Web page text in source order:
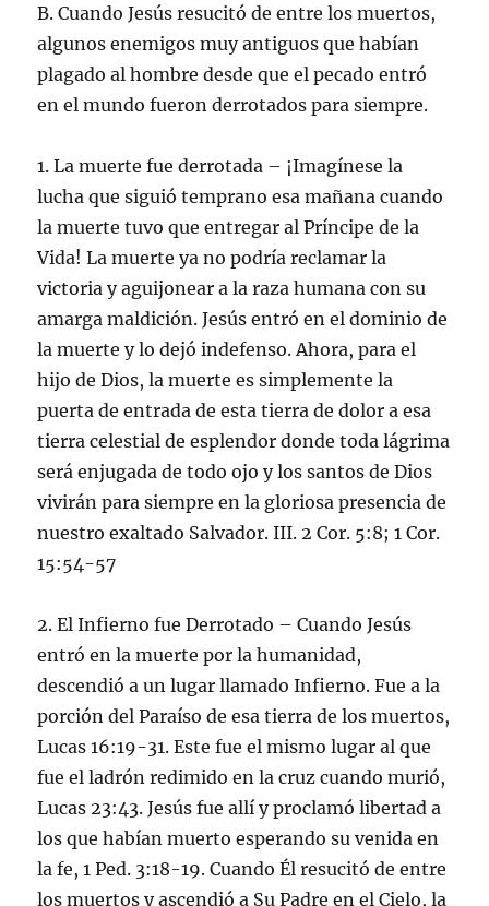
B. Cuando Jesús resucitó de entre los muertos,
algunos enemigos muy antiguos que habían
plagado al hombre desde que el pecado entró
en el mundo fueron derrotados para siempre.
1. La muerte fue derrotada – ¡Imagínese la
lucha que siguió temprano esa mañana cuando
la muerte tuvo que entregar al Príncipe de la
Vida! La muerte ya no podría reclamar la
victoria y aguijonear a la raza humana con su
amarga maldición. Jesús entró en el dominio de
la muerte y lo dejó indefenso. Ahora, para el
hijo de Dios, la muerte es simplemente la
puerta de entrada de esta tierra de dolor a esa
tierra celestial de esplendor donde toda lágrima
será enjugada de todo ojo y los santos de Dios
vivirán para siempre en la gloriosa presencia de
nuestro exaltado Salvador. III. 2 Cor. 5:8; 1 Cor.
15:54-57
2. El Infierno fue Derrotado – Cuando Jesús
entró en la muerte por la humanidad,
descendió a un lugar llamado Infierno. Fue a la
porción del Paraíso de esa tierra de los muertos,
Lucas 16:19-31. Este fue el mismo lugar al que
fue el ladrón redimido en la cruz cuando murió,
Lucas 23:43. Jesús fue allí y proclamó libertad a
los que habían muerto esperando su venida en
la fe, 1 Ped. 3:18-19. Cuando Él resucitó de entre
los muertos y ascendió a Su Padre en el Cielo, la